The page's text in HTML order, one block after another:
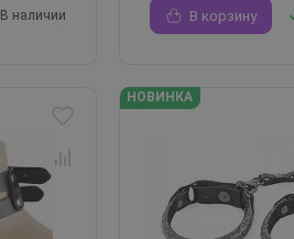
В наличии В корзину
НОВИНКА